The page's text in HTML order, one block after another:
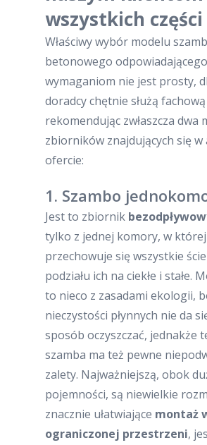
wszystkich
Właściwy wybór modelu
betonowego
wymaganiom nie jest prosty,
doradcy chętnie służą
rekomendując zwłaszcza dwa
zbiorników znajdujących się
ofercie:
1. Szambo
Jest to zbiornik
tylko z jednej komory, w której
przechowuje się wszystkie
podziału ich na ciekłe i stałe.
to nieco z zasadami ekologii,
nieczystości płynnych nie da
sposób oczyszczać, jednakże
szamba ma też pewne
zalety. Najważniejszą, obok
pojemności, są niewielkie
znacznie ułatwiające montaż
ograniczonej przestrzeni,